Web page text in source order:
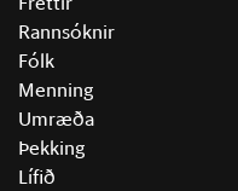
Rannsóknir
Fólk
Menning
Umræða
Þekking
Lífið